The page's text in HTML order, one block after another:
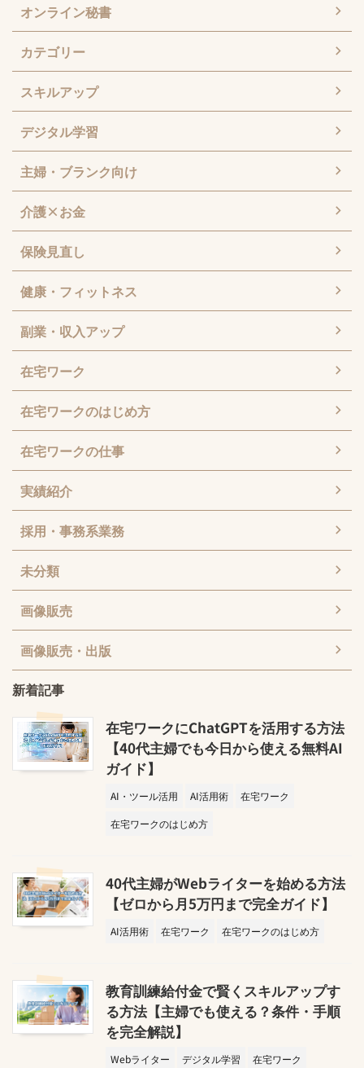
オンライン秘書
カテゴリー
スキルアップ
デジタル学習
主婦・ブランク向け
介護×お金
保険見直し
健康・フィットネス
副業・収入アップ
在宅ワーク
在宅ワークのはじめ方
在宅ワークの仕事
実績紹介
採用・事務系業務
未分類
画像販売
画像販売・出版
新着記事
在宅ワークにChatGPTを活用する方法
【40代主婦でも今日から使える無料AI
ガイド】
AI・ツール活用 AI活用術
在宅ワーク
在宅ワークのはじめ方
40代主婦がWebライターを始める方法
【ゼロから月5万円まで完全ガイド】
AI活用術 在宅ワーク 在宅ワークのはじめ方
教育訓練給付金で賢くスキルアップす
る方法【主婦でも使える？条件・手順
を完全解説】
Webライター デジタル学習
在宅ワーク